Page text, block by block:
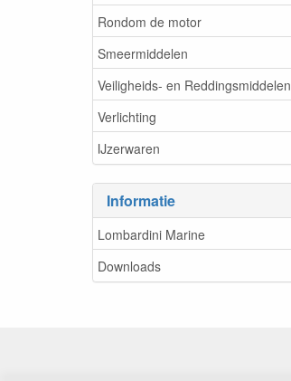
Rondom de motor
Smeermiddelen
Veiligheids- en Reddingsmiddelen
Verlichting
IJzerwaren
Informatie
Lombardini Marine
Downloads